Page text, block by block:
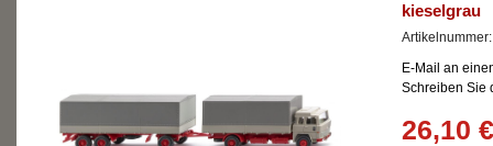
kieselgrau
E-Mail an
Schreiben Sie
26,10 €